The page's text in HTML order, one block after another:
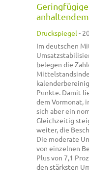
Druckspiegel -
Im deutschen
belegen die
Punkte. Damit
dem Vormonat,
sich aber ein
Gleichzeitig
weiter, die
Die moderate
von einzelnen
Plus von 7,1
den stärksten